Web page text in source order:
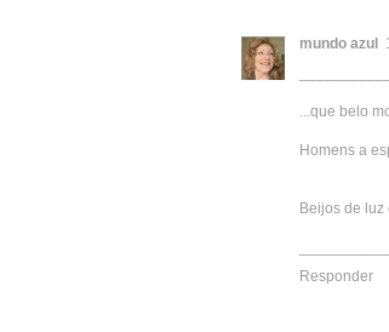
mundo azul
...que belo
Homens a
Beijos de luz
Responder